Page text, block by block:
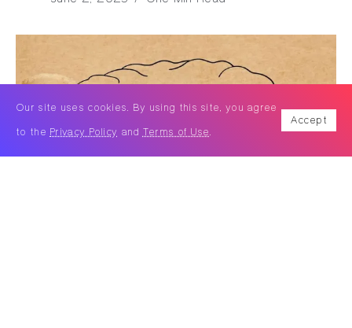
Our site uses cookies. By using this site, you agree
to the Privacy Policy andTerms of Use.
Accept